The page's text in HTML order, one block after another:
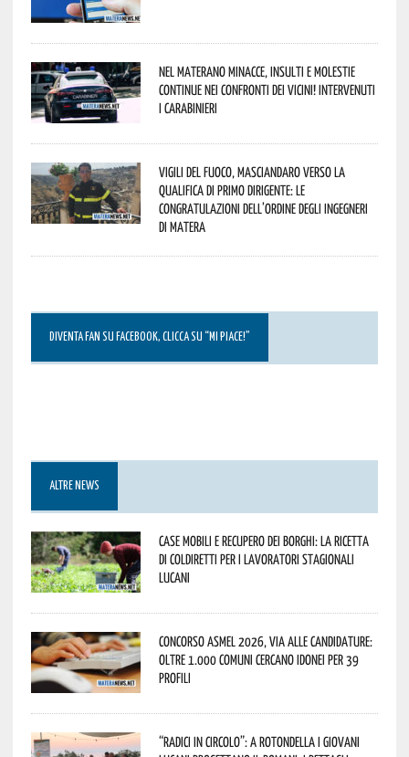
Nel materano minacce, insulti e molestie
continue nei confronti dei vicini! Intervenuti
i Carabinieri
Vigili del Fuoco, Masciandaro verso la
qualifica di Primo Dirigente: le
congratulazioni dell’Ordine degli Ingegneri
di Matera
DIVENTA FAN SU FACEBOOK, CLICCA SU “MI PIACE!”
ALTRE NEWS
Case mobili e recupero dei borghi: la ricetta
di Coldiretti per i lavoratori stagionali
lucani
Concorso Asmel 2026, via alle candidature:
oltre 1.000 Comuni cercano idonei per 39
profili
“Radici in Circolo”: a Rotondella i giovani